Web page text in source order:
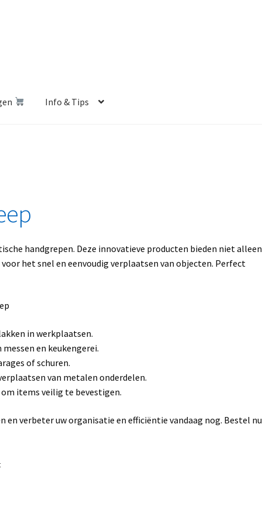
Info & Tips
handgrepen. Deze innovatieve producten bieden niet alleen
het snel en eenvoudig verplaatsen van objecten. Perfect
in werkplaatsen.
en keukengerei.
of schuren.
van metalen onderdelen.
items veilig te bevestigen.
en verbeter uw organisatie en efficiëntie vandaag nog. Bestel nu